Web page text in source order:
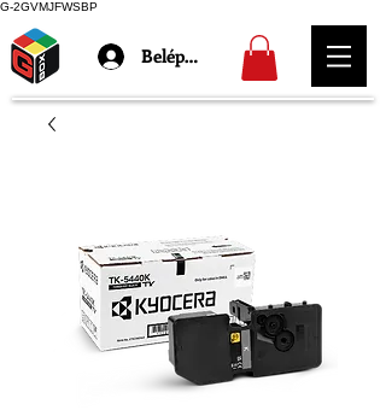
G-2GVMJFWSBP
Belépés